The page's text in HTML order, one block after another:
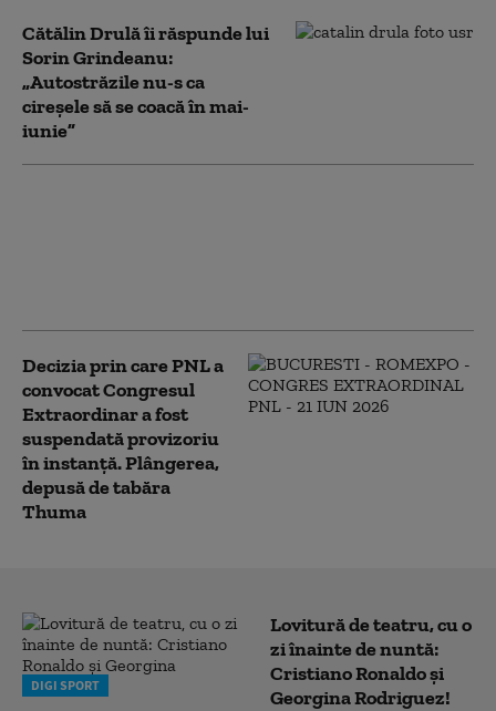
Cătălin Drulă îi răspunde lui
Sorin Grindeanu:
„Autostrăzile nu-s ca
cireşele să se coacă în mai-
iunie”
Decizia prin care PNL a
convocat Congresul
Extraordinar a fost
suspendată provizoriu
în instanță. Plângerea,
depusă de tabăra
Thuma
DIGI SPORT
Lovitură de teatru, cu o
zi înainte de nuntă:
Cristiano Ronaldo și
Georgina Rodriguez!